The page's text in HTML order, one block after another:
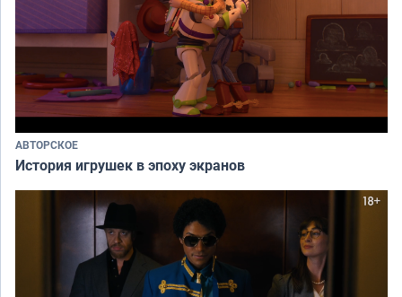
АВТОРСКОЕ
История игрушек в эпоху экранов